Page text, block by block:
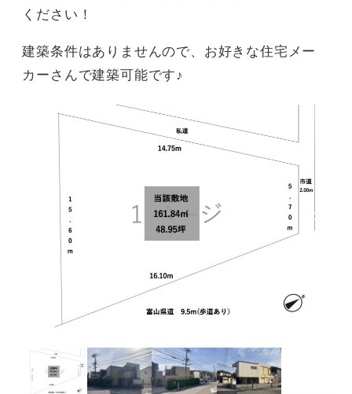
ください！
建築条件はありませんので、お好きな住宅メー
カーさんで建築可能です♪